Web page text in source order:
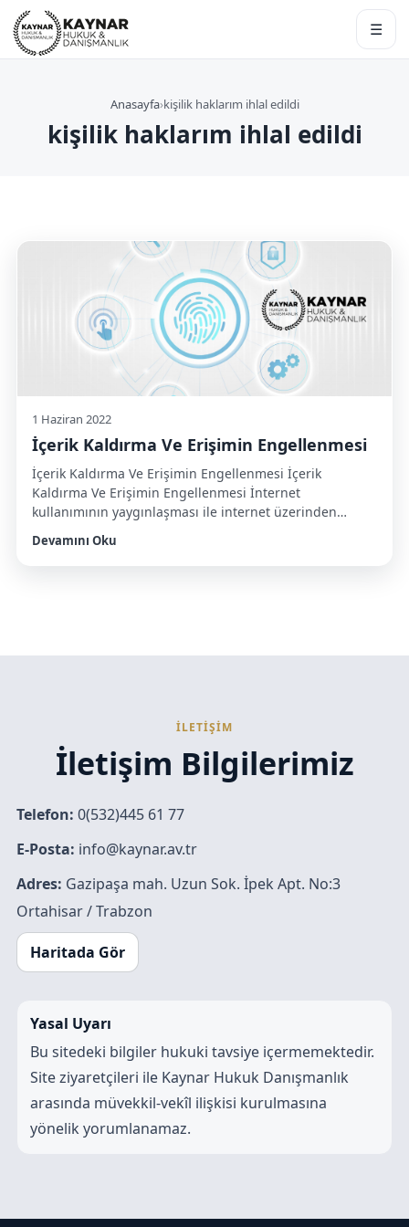
☰
Anasayfa›kişilik haklarım ihlal edildi
kişilik haklarım ihlal edildi
1 Haziran 2022
İçerik Kaldırma Ve Erişimin Engellenmesi
İçerik Kaldırma Ve Erişimin Engellenmesi İçerik
Kaldırma Ve Erişimin Engellenmesi İnternet
kullanımının yaygınlaşması ile internet üzerinden
işlenen suçların ve ihlallerin sayısı da gün geçtikçe
artmaktadır. İnternetin, yararlı bilgiye hızlı bir şekilde
Devamını Oku
İLETİŞİM
İletişim Bilgilerimiz
Telefon: 0(532)445 61 77
E-Posta: info@kaynar.av.tr
Adres: Gazipaşa mah. Uzun Sok. İpek Apt. No:3
Ortahisar / Trabzon
Haritada Gör
Yasal Uyarı
Bu sitedeki bilgiler hukuki tavsiye içermemektedir.
Site ziyaretçileri ile Kaynar Hukuk Danışmanlık
arasında müvekkil-vekîl ilişkisi kurulmasına
yönelik yorumlanamaz.